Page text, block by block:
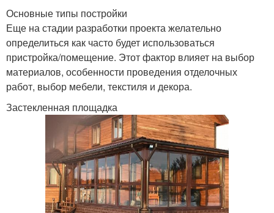
Основные типы постройки
Еще на стадии разработки проекта желательно
определиться как часто будет использоваться
пристройка/помещение. Этот фактор влияет на выбор
материалов, особенности проведения отделочных
работ, выбор мебели, текстиля и декора.
Застекленная площадка